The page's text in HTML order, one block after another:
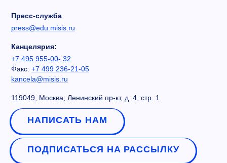
Пресс-служба
press@edu.misis.ru
Канцелярия:
+7 495 955-00- 32
Факс: +7 499 236-21-05
kancela@misis.ru
119049, Москва, Ленинский пр-кт, д. 4, стр. 1
НАПИСАТЬ НАМ
ПОДПИСАТЬСЯ НА РАССЫЛКУ